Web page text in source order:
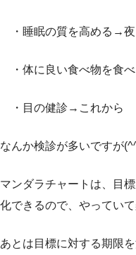
・睡眠の質を高める→夜
・体に良い食べ物を食
・目の健診→これから
なんか検診が多いですが
マンダラチャートは、目
化できるので、やっていて
あとは目標に対する期限